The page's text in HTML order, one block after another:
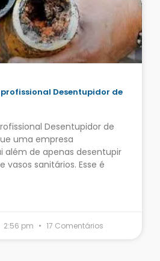
Desentupidor de
Desentupidor de
uma empresa
além de apenas desentupir
vasos sanitários. Esse é
2:56 pm 17 Comentários